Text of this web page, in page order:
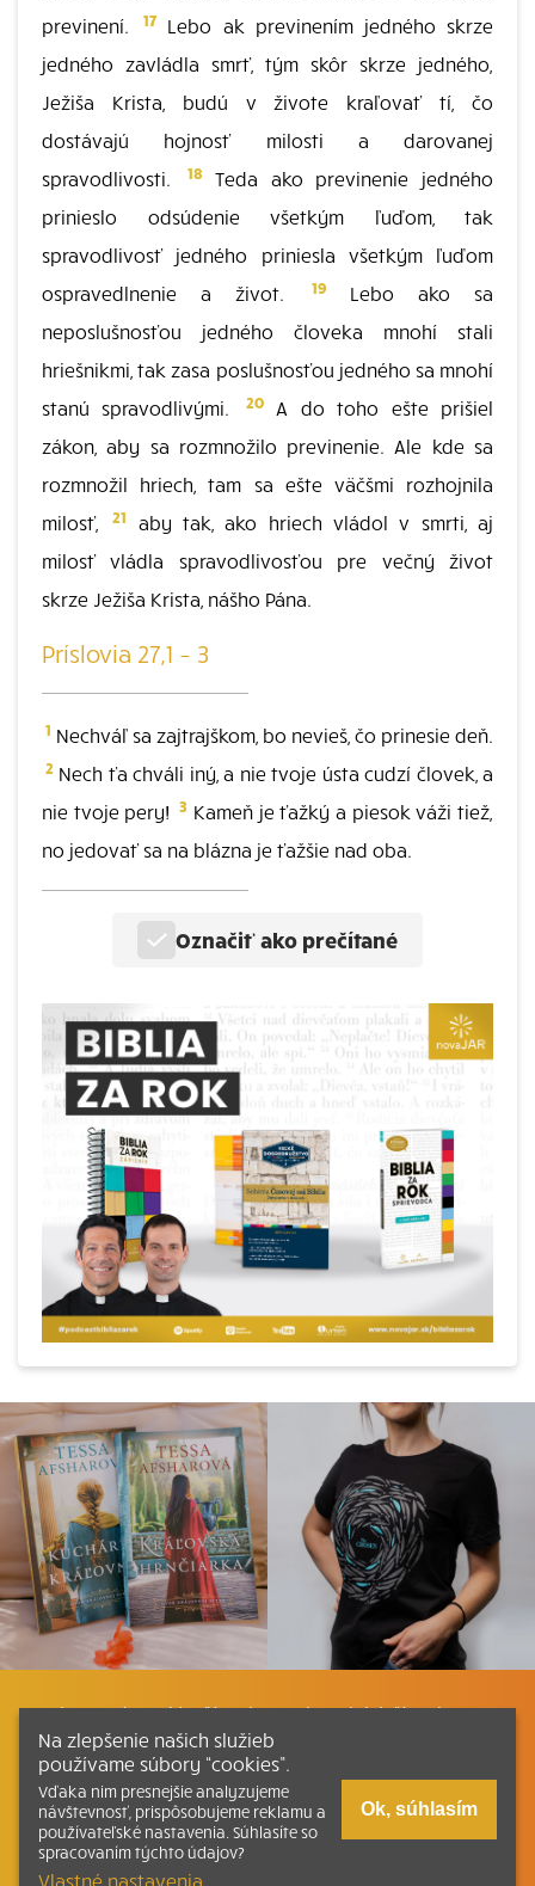
previnení.
17 Lebo ak previnením jedného skrze
jedného zavládla smrť, tým skôr skrze jedného,
Ježiša Krista, budú v živote kraľovať tí, čo
dostávajú hojnosť milosti a darovanej
spravodlivosti.
18
Teda ako previnenie jedného
prinieslo odsúdenie všetkým ľuďom, tak
spravodlivosť jedného priniesla všetkým ľuďom
ospravedlnenie a život.
19
Lebo ako sa
neposlušnosťou jedného človeka mnohí stali
hriešnikmi, tak zasa poslušnosťou jedného sa mnohí
stanú spravodlivými.
20A do toho ešte prišiel
zákon, aby sa rozmnožilo previnenie. Ale kde sa
rozmnožil hriech, tam sa ešte väčšmi rozhojnila
milosť,
21
aby tak, ako hriech vládol v smrti, aj
milosť vládla spravodlivosťou pre večný život
skrze Ježiša Krista, nášho Pána.
Príslovia 27,1 – 3
1 Nechváľ sa zajtrajškom, bo nevieš, čo prinesie deň.
2 Nech ťa chváli iný, a nie tvoje ústa cudzí človek, a
nie tvoje pery! 3 Kameň je ťažký a piesok váži tiež,
no jedovať sa na blázna je ťažšie nad oba.
Označiť ako prečítané
Listovať Plán čítania Liturgické čítania
Kontakt Ako čítať bibliu Katechizmus
Tlačená verzia Písma
© 2026 svatepismo.sk |
Na zlepšenie našich služieb
používame súbory “cookies”.
Vďaka nim presnejšie analyzujeme
návštevnosť, prispôsobujeme reklamu a
používateľské nastavenia. Súhlasíte so
spracovaním týchto údajov?
Vlastné nastavenia.
Ok, súhlasím